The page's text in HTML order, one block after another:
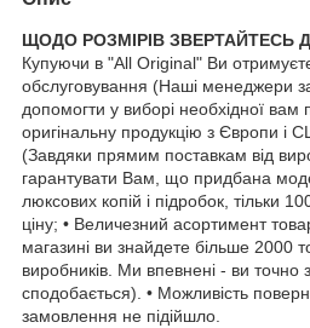
ЩОДО РОЗМІРІВ ЗВЕРТАЙТЕСЬ
Купуючи в "All Original" Ви
обслуговування (Наші менеджери
допомогти у виборі необхідної вам
оригінальну продукцію з Європи і
(Завдяки прямим поставкам від
гарантувати Вам, що придбана
люксових копій і підробок, тільки
ціну; • Величезний асортимент
магазині ви знайдете більше 2000
виробників. Ми впевнені - ви
сподобається). • Можливість
замовлення не підійшло.